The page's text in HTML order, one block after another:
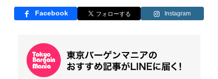
Facebook Instagram